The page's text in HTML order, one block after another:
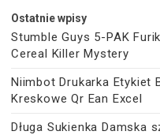
Ostatnie wpisy
Stumble Guys 5-PAK
Cereal Killer Mystery
Niimbot Drukarka Etykiet
Kreskowe Qr Ean Excel
Długa Sukienka